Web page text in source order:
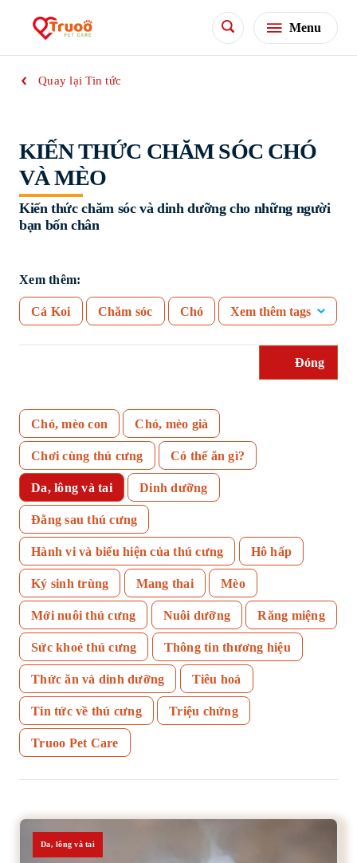
Menu
Quay lại Tin tức
KIẾN THỨC CHĂM SÓC CHÓ
VÀ MÈO
Kiến thức chăm sóc và dinh dưỡng cho những người
bạn bốn chân
Xem thêm:
Cá Koi Chăm sóc Chó Xem thêm tags
Đóng
Chó, mèo con Chó, mèo già
Chơi cùng thú cưng Có thể ăn gì?
Da, lông và tai Dinh dưỡng
Đằng sau thú cưng
Hành vi và biểu hiện của thú cưng Hô hấp
Ký sinh trùng Mang thai Mèo
Mới nuôi thú cưng Nuôi dưỡng Răng miệng
Sức khoẻ thú cưng Thông tin thương hiệu
Thức ăn và dinh dưỡng Tiêu hoá
Tin tức về thú cưng Triệu chứng
Truoo Pet Care
Da, lông và tai